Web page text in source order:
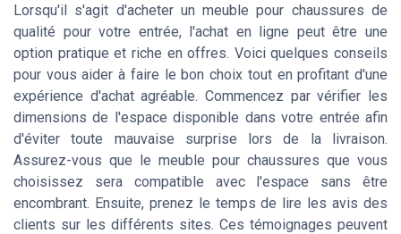
Lorsqu'il s'agit d'acheter un meuble pour chaussures de
qualité pour votre entrée, l'achat en ligne peut être une
option pratique et riche en offres. Voici quelques conseils
pour vous aider à faire le bon choix tout en profitant d'une
expérience d'achat agréable. Commencez par vérifier les
dimensions de l'espace disponible dans votre entrée afin
d'éviter toute mauvaise surprise lors de la livraison.
Assurez-vous que le meuble pour chaussures que vous
choisissez sera compatible avec l'espace sans être
encombrant. Ensuite, prenez le temps de lire les avis des
clients sur les différents sites. Ces témoignages peuvent